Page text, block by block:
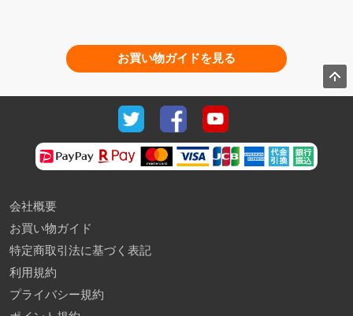
お買い物ガイドを見る
会社概要
お買い物ガイド
特定商取引法に基づく表記
利用規約
プライバシー規約